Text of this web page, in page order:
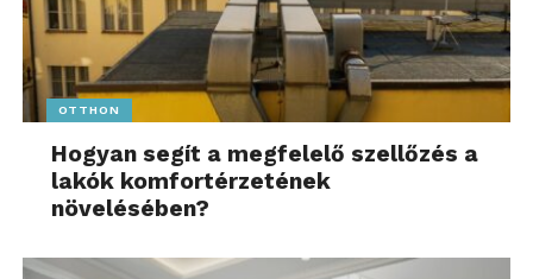
OTTHON
Hogyan segít a megfelelő szellőzés a
lakók komfortérzetének
növelésében?